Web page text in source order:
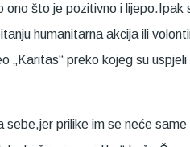
ono što je pozitivno i
humanitarna akcija ili
preko kojeg su
sebe,jer prilike im se neće